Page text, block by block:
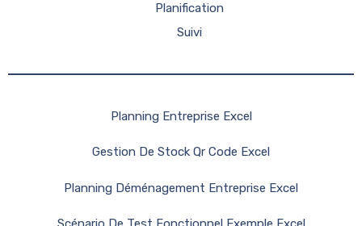
Planification
Suivi
Planning Entreprise Excel
Gestion De Stock Qr Code Excel
Planning Déménagement Entreprise Excel